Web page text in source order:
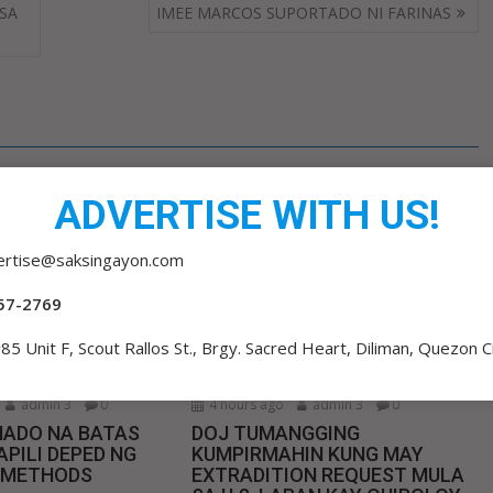
IMEE MARCOS SUPORTADO NI FARINAS
admin 3 0
NA BATAS
DEPED NG
4 hours ago admin 3 0
DOJ TUMANGGING
KUMPIRMAHIN KUNG MAY
EXTRADITION REQUEST MULA
ADVERTISE WITH US!
2769
Unit F, Scout Rallos St., Brgy. Sacred Heart, Diliman, Quezon